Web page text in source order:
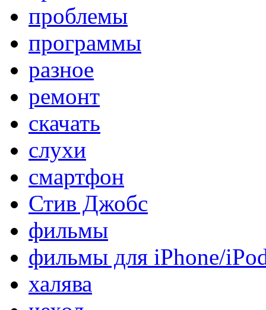
проблемы
программы
разное
ремонт
скачать
слухи
смартфон
Стив Джобс
фильмы
фильмы для iPhone/
халява